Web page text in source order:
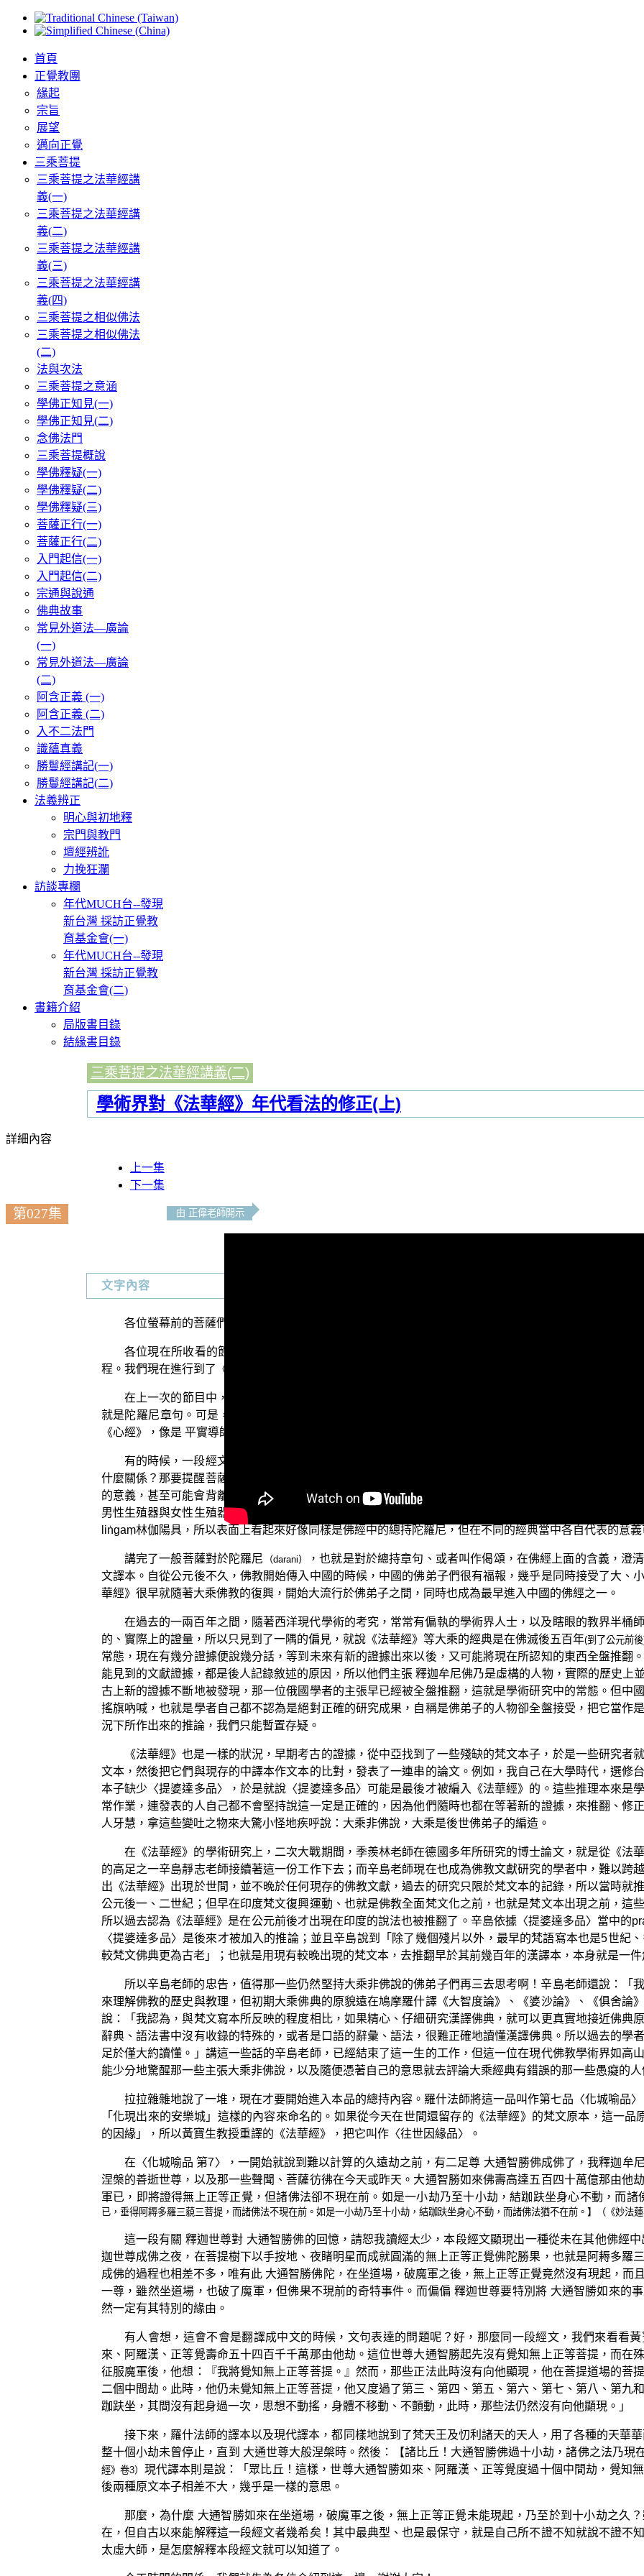
首頁
正覺教團
緣起
宗旨
展望
邁向正覺
三乘菩提
三乘菩提之法華經講
義(一)
三乘菩提之法華經講
義(二)
三乘菩提之法華經講
義(三)
三乘菩提之法華經講
義(四)
三乘菩提之相似佛法
三乘菩提之相似佛法
(二)
法與次法
三乘菩提之意涵
學佛正知見(一)
學佛正知見(二)
念佛法門
三乘菩提概說
學佛釋疑(一)
學佛釋疑(二)
學佛釋疑(三)
菩薩正行(一)
菩薩正行(二)
入門起信(一)
入門起信(二)
宗通與說通
佛典故事
常見外道法—廣論
(一)
常見外道法—廣論
(二)
阿含正義 (一)
阿含正義 (二)
入不二法門
識蘊真義
勝鬘經講記(一)
勝鬘經講記(二)
法義辨正
明心與初地釋
宗門與教門
壇經辨訛
力挽狂瀾
訪談專欄
年代MUCH台--發現
新台灣 採訪正覺教
育基金會(一)
年代MUCH台--發現
新台灣 採訪正覺教
育基金會(二)
書籍介紹
局版書目錄
結緣書目錄
三乘菩提之法華經講義(二)
學術界對《法華經》年代看法的修正(上)
詳細內容
上一集
下一集
第027集 由 正偉老師開示
文字內容
各位螢幕前的菩薩們：阿彌陀佛！
各位現在所收看的節目，是由佛教正覺講堂為各位所製作的「三乘菩提之法華經講義」（二），也
程。我們現在進行到了《法華經講義》當中的〈化城喻品〉。
在上一次的節目中，我們說到〈化城喻品〉它的經文最後會有一段偈頌體的總持——陀羅尼
就是陀羅尼章句。可是，特別是在般若系列二轉法輪的經典裡面，有的時候，似乎那個總持章句跟前面
《心經》，像是 平實導師曾經說過的《金剛經》。
有的時候，一段經文後面的總持是「底唎」，但這個「底唎」雖然被翻成了中文，讀者卻仍然看不懂
什麼關係？那要提醒菩薩們的是：佛教到了後期密教化的經論中，開始引入了大量的印度教的總持咒語
的意義，甚至可能會背離了佛法的本意。例如，表面上看似菩薩手上拿的弓箭，弓叫作dhanu，箭叫作
男性生殖器與女性生殖器。因為弓代表陰性，箭代表陽性，兩支弓合在一起，看起來就像是女性的生殖器
liṅgaṃ林伽陽具，所以表面上看起來好像同樣是佛經中的總持陀羅尼，但在不同的經典當中各自代表的意
講完了一般菩薩對於陀羅尼 （darani）
，也就是對於總持章句、或者叫作偈頌，在佛經上面的含義，澄
文譯本。自從公元後不久，佛教開始傳入中國的時候，中國的佛弟子們很有福報，幾乎是同時接受了大、
華經》很早就隨著大乘佛教的復興，開始大流行於佛弟子之間，同時也成為最早進入中國的佛經之一。
在過去的一兩百年之間，隨著西洋現代學術的考究，常常有偏執的學術界人士，以及瞎眼的教界半桶
的、實際上的證量，所以只見到了一隅的偏見，就說《法華經》等大乘的經典是在佛滅後五百年(到了公元前
常態，現在有幾分證據便說幾分話，等到未來有新的證據出來以後，又可能將現在所認知的東西全盤推翻
能見到的文獻證據，都是後人記錄敘述的原因，所以他們主張 釋迦牟尼佛乃是虛構的人物，實際的歷史上
古上新的證據不斷地被發現，那一位俄國學者的主張早已經被全盤推翻，這就是學術研究中的常態。但中
搖旗吶喊，也就是學者自己都不認為是絕對正確的研究成果，自稱是佛弟子的人物卻全盤接受，把它當作
況下所作出來的推論，我們只能暫置存疑。
《法華經》也是一樣的狀況，早期考古的證據，從中亞找到了一些殘缺的梵文本子，於是一些研究者
文本，然後把它們與現存的中譯本作文本的比對，發表了一連串的論文。例如，我自己在大學時代，選修
本子缺少〈提婆達多品〉，於是就說〈提婆達多品〉可能是最後才被編入《法華經》的。這些推理本來是
常作業，連發表的人自己都不會堅持說這一定是正確的，因為他們隨時也都在等著新的證據，來推翻、修
人牙慧，拿這些變吐之物來大驚小怪地疾呼說：大乘非佛說，大乘是後世佛弟子的編造。
在《法華經》的學術研究上，二次大戰期間，季羨林老師在德國多年所研究的博士論文，就是從《法
的高足之一辛島靜志老師接續著這一份工作下去；而辛島老師現在也成為佛教文獻研究的學者中，難以跨
出《法華經》出現於世間，並不晚於任何現存的佛教文獻，過去的研究只限於梵文本的記錄，所以當時就
公元後一、二世紀；但早在印度梵文復興運動、也就是佛教全面梵文化之前，也就是梵文本出現之前，這
所以過去認為《法華經》是在公元前後才出現在印度的說法也被推翻了。辛島依據〈提婆達多品〉當中的
〈提婆達多品〉是後來才被加入的推論；並且辛島說到「除了幾個殘片以外，最早的梵語寫本也是5世紀
較梵文佛典更為古老」；也就是用現有較晚出現的梵文本，去推翻早於其前幾百年的漢譯本，本身就是一件
所以辛島老師的忠告，值得那一些仍然堅持大乘非佛說的佛弟子們再三去思考啊！辛島老師還說：「
來理解佛教的歷史與教理，但初期大乘佛典的原貌遠在鳩摩羅什譯《大智度論》、《婆沙論》、《俱舍
說：「我認為，與梵文寫本所反映的程度相比，如果精心、仔細研究漢譯佛典，就可以更真實地接近佛典
辭典、語法書中沒有收錄的特殊的，或者是口語的辭彙、語法，很難正確地讀懂漢譯佛典。所以過去的學
足於僅大約讀懂。」講這一些話的辛島老師，已經結束了這一生的工作，但這一位在現代佛教學術界如高
能少分地驚醒那一些主張大乘非佛說，以及隨便憑著自己的意思就去評論大乘經典有錯誤的那一些愚癡的人
拉拉雜雜地說了一堆，現在才要開始進入本品的總持內容。羅什法師將這一品叫作第七品〈化城喻品
「化現出來的安樂城」這樣的內容來命名的。如果從今天在世間還留存的《法華經》的梵文原本，這一
的因緣」，所以黃寶生教授重譯的《法華經》，把它叫作〈往世因緣品〉。
在〈化城喻品 第7〉，一開始就說到難以計算的久遠劫之前，有二足尊 大通智勝佛成佛了，我釋迦牟
涅槃的善逝世尊，以及那一些聲聞、菩薩彷彿在今天或昨天。大通智勝如來佛壽高達五百四十萬億那由他
軍已，即將證得無上正等正覺，但諸佛法卻不現在前。如是一小劫乃至十小劫，結跏趺坐身心不動，而諸
已，垂得阿耨多羅三藐三菩提，而諸佛法不現在前。如是一小劫乃至十小劫，結跏趺坐身心不動，而諸佛法猶不在前。】（《妙法
這一段有關 釋迦世尊對 大通智勝佛的回憶，請恕我讀經太少，本段經文顯現出一種從未在其他佛經
迦世尊成佛之夜，在菩提樹下以手按地、夜睹明星而成就圓滿的無上正等正覺佛陀勝果，也就是阿耨多羅
成佛的過程也相差不多，唯有此 大通智勝佛陀，在坐道場，破魔軍之後，無上正等正覺竟然沒有現起，而
一尊，雖然坐道場，也破了魔軍，但佛果不現前的奇特事件。而偏偏 釋迦世尊要特別將 大通智勝如來的
然一定有其特別的緣由。
有人會想，這會不會是翻譯成中文的時候，文句表達的問題呢？好，那麼同一段經文，我們來看看
來、阿羅漢、正等覺壽命五十四百千千萬那由他劫。這位世尊大通智勝起先沒有覺知無上正等菩提，而在
征服魔軍後，他想：『我將覺知無上正等菩提。』然而，那些正法此時沒有向他顯現，他在菩提道場的菩
二個中間劫。此時，他仍未覺知無上正等菩提，他又度過了第三、第四、第五、第六、第七、第八、第九
跏趺坐，其間沒有起身過一次，思想不動搖，身體不移動、不顫動，此時，那些法仍然沒有向他顯現。」
接下來，羅什法師的譯本以及現代譯本，都同樣地說到了梵天王及忉利諸天的天人，用了各種的天華
整十個小劫未曾停止，直到 大通世尊大般涅槃時。然後：【諸比丘！大通智勝佛過十小劫，諸佛之法乃現
經》卷3） 現代譯本則是說：「眾比丘！這樣，世尊大通智勝如來、阿羅漢、正等覺度過十個中間劫，覺知
後兩種原文本子相差不大，幾乎是一樣的意思。
那麼，為什麼 大通智勝如來在坐道場，破魔軍之後，無上正等正覺未能現起，乃至於到十小劫之久
在，但自古以來能解釋這一段經文者幾希矣！其中最典型、也是最保守，就是自己所不證不知就說不證不
太虛大師，是怎麼解釋本段經文就可以知道了。